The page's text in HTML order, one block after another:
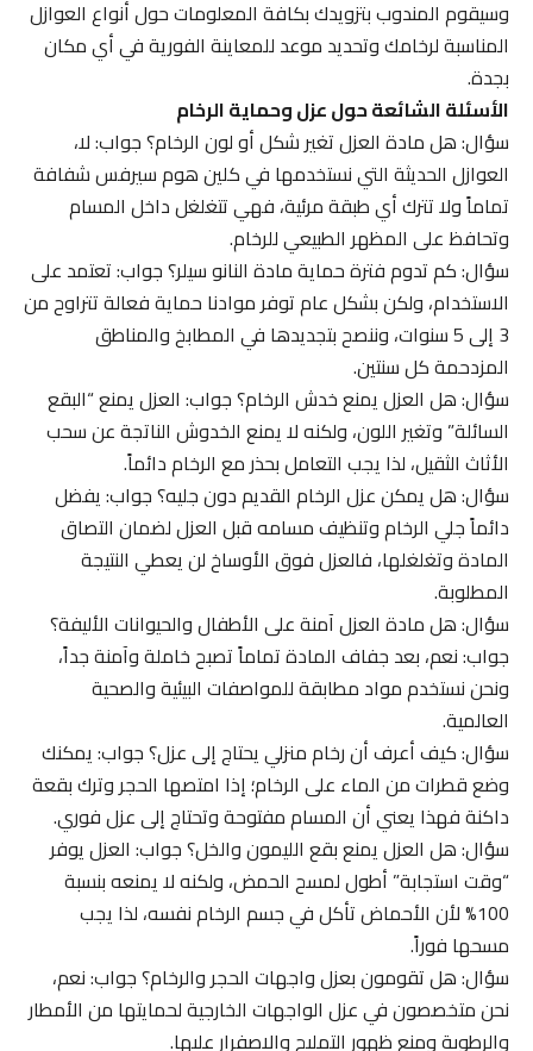
وسيقوم المندوب بتزويدك بكافة المعلومات حول أنواع العوازل
المناسبة لرخامك وتحديد موعد للمعاينة الفورية في أي مكان
بجدة.
الأسئلة الشائعة حول عزل وحماية الرخام
سؤال: هل مادة العزل تغير شكل أو لون الرخام؟ جواب: لا،
العوازل الحديثة التي نستخدمها في كلين هوم سيرفس شفافة
تماماً ولا تترك أي طبقة مرئية، فهي تتغلغل داخل المسام
وتحافظ على المظهر الطبيعي للرخام.
سؤال: كم تدوم فترة حماية مادة النانو سيلر؟ جواب: تعتمد على
الاستخدام، ولكن بشكل عام توفر موادنا حماية فعالة تتراوح من
3 إلى 5 سنوات، وننصح بتجديدها في المطابخ والمناطق
المزدحمة كل سنتين.
سؤال: هل العزل يمنع خدش الرخام؟ جواب: العزل يمنع “البقع
السائلة” وتغير اللون، ولكنه لا يمنع الخدوش الناتجة عن سحب
الأثاث الثقيل، لذا يجب التعامل بحذر مع الرخام دائماً.
سؤال: هل يمكن عزل الرخام القديم دون جليه؟ جواب: يفضل
دائماً جلي الرخام وتنظيف مسامه قبل العزل لضمان التصاق
المادة وتغلغلها، فالعزل فوق الأوساخ لن يعطي النتيجة
المطلوبة.
سؤال: هل مادة العزل آمنة على الأطفال والحيوانات الأليفة؟
جواب: نعم، بعد جفاف المادة تماماً تصبح خاملة وآمنة جداً،
ونحن نستخدم مواد مطابقة للمواصفات البيئية والصحية
العالمية.
سؤال: كيف أعرف أن رخام منزلي يحتاج إلى عزل؟ جواب: يمكنك
وضع قطرات من الماء على الرخام؛ إذا امتصها الحجر وترك بقعة
داكنة فهذا يعني أن المسام مفتوحة وتحتاج إلى عزل فوري.
سؤال: هل العزل يمنع بقع الليمون والخل؟ جواب: العزل يوفر
“وقت استجابة” أطول لمسح الحمض، ولكنه لا يمنعه بنسبة
100% لأن الأحماض تأكل في جسم الرخام نفسه، لذا يجب
مسحها فوراً.
سؤال: هل تقومون بعزل واجهات الحجر والرخام؟ جواب: نعم،
نحن متخصصون في عزل الواجهات الخارجية لحمايتها من الأمطار
والرطوبة ومنع ظهور التمليح والاصفرار عليها.